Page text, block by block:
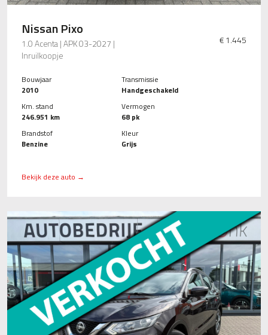
Nissan Pixo
1.0 Acenta | APK 03-2027 |
Inruilkoopje
€ 1.445
Bouwjaar
2010
Km. stand
246.951 km
Brandstof
Benzine
Transmissie
Handgeschakeld
Vermogen
68 pk
Kleur
Grijs
Bekijk deze auto →